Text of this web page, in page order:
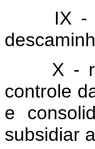
IX -
X -
controle
e
subsidiar